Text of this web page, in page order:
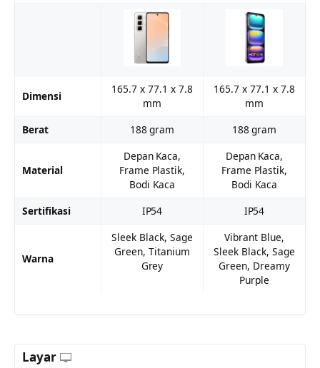
Dimensi
165.7 x 77.1 x 7.8
mm
165.7 x 77.1 x 7.8
mm
Berat
188 gram 188 gram
Material
Depan Kaca,
Frame Plastik,
Bodi Kaca
Depan Kaca,
Frame Plastik,
Bodi Kaca
Sertifikasi
IP54 IP54
Warna
Sleek Black, Sage
Green, Titanium
Grey
Vibrant Blue,
Sleek Black, Sage
Green, Dreamy
Purple
Layar